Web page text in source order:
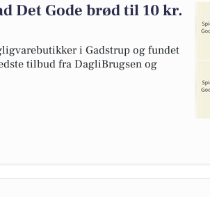
Det Gode brød til 10 kr.
i Gadstrup og fundet
tilbud fra DagliBrugsen og